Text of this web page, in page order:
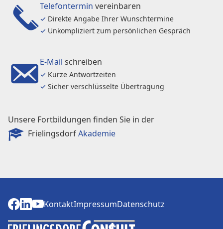
Kontakt
Impressum
Telefontermin vereinbaren
✓ Direkte Angabe Ihrer Wunschtermine
✓ Unkompliziert zum persönlichen Gespräch
E-Mail schreiben
✓ Kurze Antwortzeiten
✓ Sicher verschlüsselte Übertragung
Unsere Fortbildungen finden Sie in der
FrielingsdorfAkademie
KontaktImpressumDatenschutz